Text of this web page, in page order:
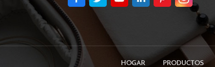
HOGAR PRODUCTOS